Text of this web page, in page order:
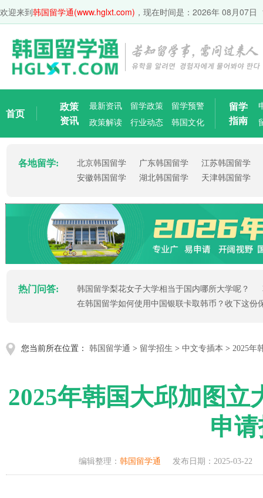
欢迎来到韩国留学通(www.hglxt.com) ，现在时间是： 2026年 08月07日
首页
政策
资讯
最新资讯 留学政策
留学预警
政策解读
行业动态 韩国文化
留学
指南
各地留学: 北京韩国留学 广东韩国留学
江苏韩国留学
安徽韩国留学
湖北韩国留学 天津韩国留学
热门问答: 韩国留学梨花女子大学相当于国内哪所大学呢？
在韩国留学如何使用中国银联卡取韩币？收下这份
您当前所在位置： 韩国留学通 > 留学招生 > 中文专插本 > 2025年
2025年韩国大邱加图立
申
编辑整理： 韩国留学通 发布日期：2025-03-22